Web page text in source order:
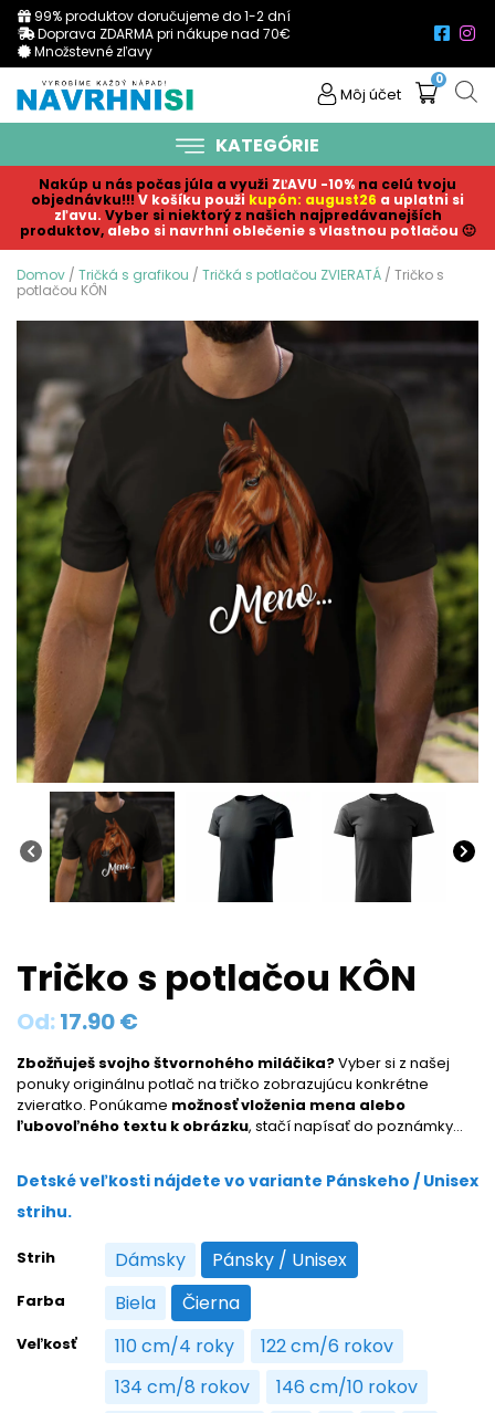
99% produktov doručujeme do 1-2 dní
Doprava ZDARMA pri nákupe nad 70€
Množstevné zľavy
Môj účet
0
KATEGÓRIE
Nakúp u nás počas júla a využi ZĽAVU -10% na celú tvoju
objednávku!!! V košíku použi kupón: august26 a uplatni si
zľavu. Vyber si niektorý z našich najpredávanejších
produktov, alebo si navrhni oblečenie s vlastnou potlačou 🙂
Domov / Tričká s grafikou / Tričká s potlačou ZVIERATÁ / Tričko s
potlačou KÔN
Tričko s potlačou KÔN
Od:17.90€
Zbožňuješ svojho štvornohého miláčika?Vyber si z našej
ponuky originálnu potlač na tričko zobrazujúcu konkrétne
zvieratko. Ponúkame možnosť vloženia mena alebo
ľubovoľného textu k obrázku, stačí napísať do poznámky…
Detské veľkosti nájdete vo variante Pánskeho / Unisex
strihu.
Strih Dámsky
Dámsky Pánsky / Unisex
Pánsky / Unisex
Farba Biela
Biela Čierna
Čierna
Veľkosť 110 cm/4 roky
110 cm/4 roky122 cm/6 rokov
122 cm/6 rokov
134 cm/8 rokov
134 cm/8 rokov146 cm/10 rokov
146 cm/10 rokov